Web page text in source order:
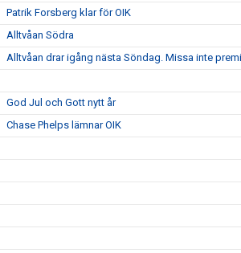
Patrik Forsberg klar för OIK
Alltvåan Södra
Alltvåan drar igång nästa Söndag. Missa inte
God Jul och Gott nytt år
Chase Phelps lämnar OIK